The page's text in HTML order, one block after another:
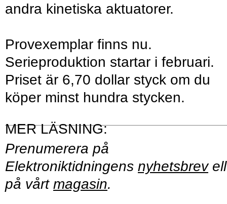
andra kinetiska aktuatorer.
Provexemplar finns nu.
Serieproduktion startar i februari.
Priset är 6,70 dollar styck om du
köper minst hundra stycken.
Prenumerera på
Elektroniktidningens nyhetsbrev
på vårt magasin.